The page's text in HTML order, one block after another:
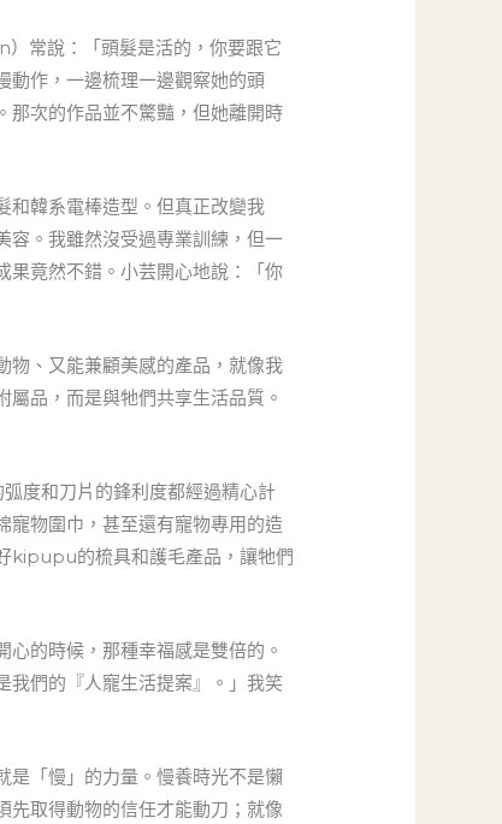
）常說：「頭髮是活的，你要跟它
動作，一邊梳理一邊觀察她的頭
那次的作品並不驚豔，但她離開時
和韓系電棒造型。但真正改變我
容。我雖然沒受過專業訓練，但一
果竟然不錯。小芸開心地說：「你
物、又能兼顧美感的產品，就像我
品，而是與牠們共享生活品質。
度和刀片的鋒利度都經過精心計
寵物圍巾，甚至還有寵物專用的造
kipupu的梳具和護毛產品，讓牠們
的時候，那種幸福感是雙倍的。
我們的『人寵生活提案』。」我笑
是「慢」的力量。慢養時光不是懶
先取得動物的信任才能動刀；就像